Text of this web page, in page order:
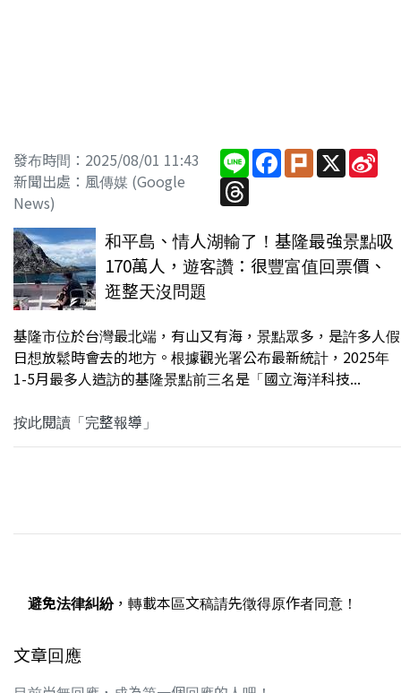
發布時間：2025/08/01 11:43
新聞出處：風傳媒 (Google
News)
Line Facebook
PlurkX
Threads
和平島、情人湖輸了！基隆最強景點吸
170萬人，遊客讚：很豐富值回票價、
逛整天沒問題
基隆市位於台灣最北端，有山又有海，景點眾多，是許多人假
日想放鬆時會去的地方。根據觀光署公布最新統計，2025年
1-5月最多人造訪的基隆景點前三名是「國立海洋科技...
按此閱讀「完整報導」
避免法律糾紛，轉載本區文稿請先徵得原作者同意！
文章回應